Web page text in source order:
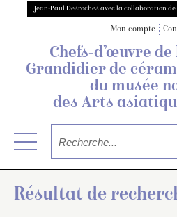
Jean-Paul Desroches avec la collaboration
Mon compte
Chefs-d’œuvre
Grandidierde
du musée
des Arts
Résultat de